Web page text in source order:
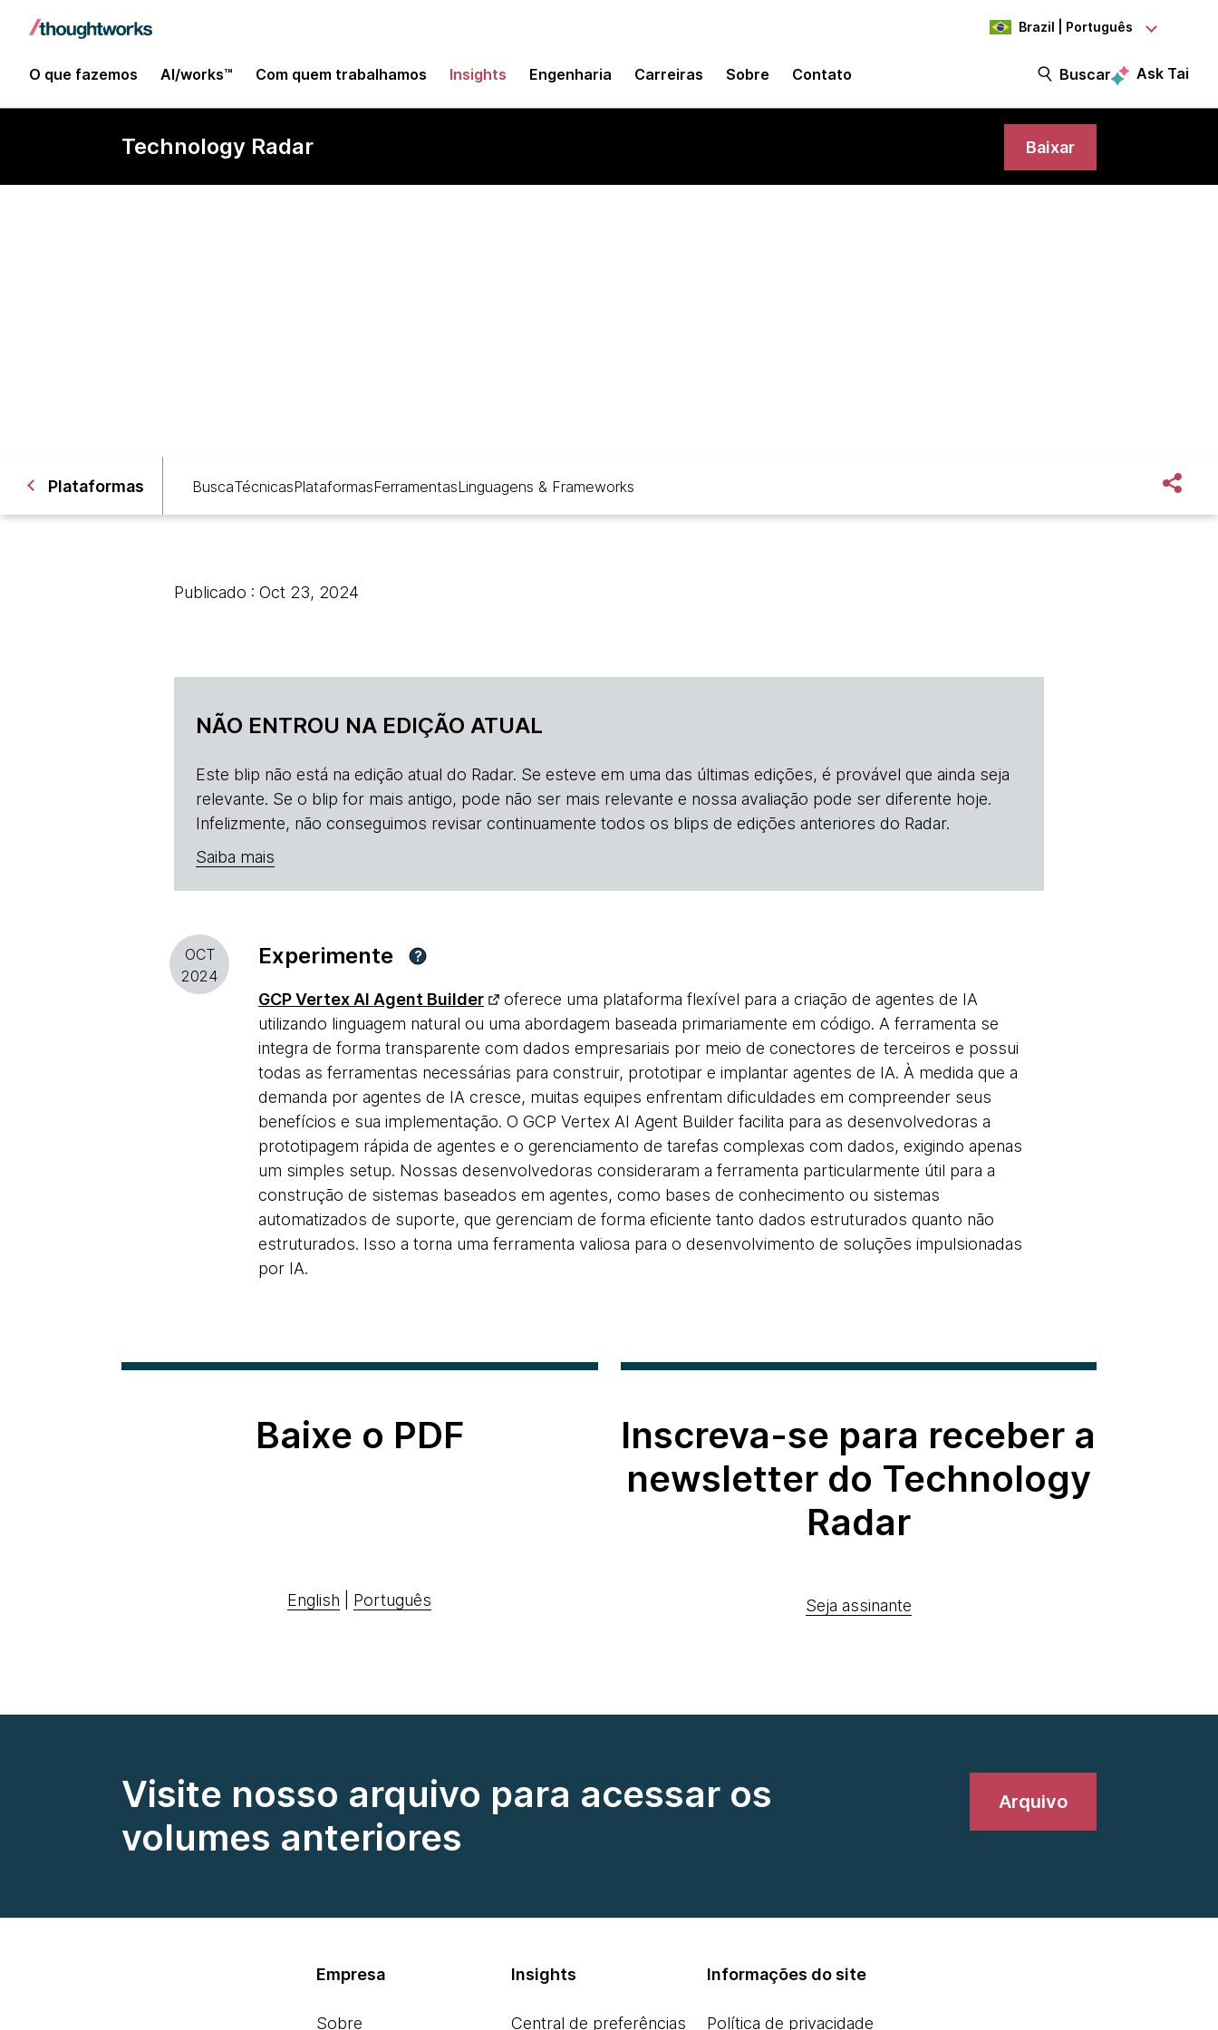
Brazil | Português
O que fazemos AI/works™ Com quem trabalhamos Insights Engenharia Carreiras Sobre Contato Buscar Ask Tai
Technology Radar Baixar
Plataformas BuscaTécnicasPlataformasFerramentasLinguagens & Frameworks
Publicado : Oct 23, 2024
NÃO ENTROU NA EDIÇÃO ATUAL
Este blip não está na edição atual do Radar. Se esteve em uma das últimas edições, é provável que ainda seja
relevante. Se o blip for mais antigo, pode não ser mais relevante e nossa avaliação pode ser diferente hoje.
Infelizmente, não conseguimos revisar continuamente todos os blips de edições anteriores do Radar.
Saiba mais
OCT
2024
Experimente ?
GCP Vertex AI Agent Builder
oferece uma plataforma flexível para a criação de agentes de IA
utilizando linguagem natural ou uma abordagem baseada primariamente em código. A ferramenta se
integra de forma transparente com dados empresariais por meio de conectores de terceiros e possui
todas as ferramentas necessárias para construir, prototipar e implantar agentes de IA. À medida que a
demanda por agentes de IA cresce, muitas equipes enfrentam dificuldades em compreender seus
benefícios e sua implementação. O GCP Vertex AI Agent Builder facilita para as desenvolvedoras a
prototipagem rápida de agentes e o gerenciamento de tarefas complexas com dados, exigindo apenas
um simples setup. Nossas desenvolvedoras consideraram a ferramenta particularmente útil para a
construção de sistemas baseados em agentes, como bases de conhecimento ou sistemas
automatizados de suporte, que gerenciam de forma eficiente tanto dados estruturados quanto não
estruturados. Isso a torna uma ferramenta valiosa para o desenvolvimento de soluções impulsionadas
por IA.
Baixe o PDF
English Português
Inscreva-se para receber a
newsletter do Technology
Radar
Seja assinante
Visite nosso arquivo para acessar os
volumes anteriores
Arquivo
Empresa
Sobre
Insights
Central de preferências
Informações do site
Política de privacidade